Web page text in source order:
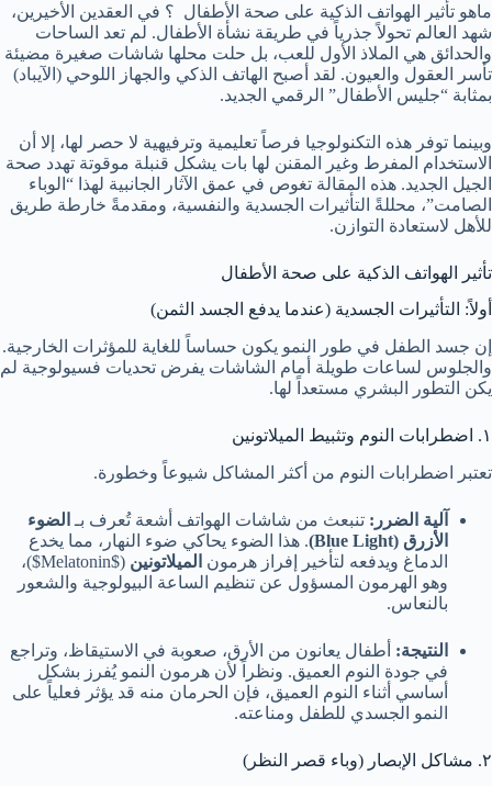
ماهو تأثير الهواتف الذكية على صحة الأطفال ؟ في العقدين الأخيرين،
شهد العالم تحولاً جذرياً في طريقة نشأة الأطفال. لم تعد الساحات
والحدائق هي الملاذ الأول للعب، بل حلت محلها شاشات صغيرة مضيئة
تأسر العقول والعيون. لقد أصبح الهاتف الذكي والجهاز اللوحي (الآيباد)
بمثابة “جليس الأطفال” الرقمي الجديد.
وبينما توفر هذه التكنولوجيا فرصاً تعليمية وترفيهية لا حصر لها، إلا أن
الاستخدام المفرط وغير المقنن لها بات يشكل قنبلة موقوتة تهدد صحة
الجيل الجديد. هذه المقالة تغوص في عمق الآثار الجانبية لهذا “الوباء
الصامت”، محللةً التأثيرات الجسدية والنفسية، ومقدمةً خارطة طريق
للأهل لاستعادة التوازن.
تأثير الهواتف الذكية على صحة الأطفال
أولاً: التأثيرات الجسدية (عندما يدفع الجسد الثمن)
إن جسد الطفل في طور النمو يكون حساساً للغاية للمؤثرات الخارجية.
والجلوس لساعات طويلة أمام الشاشات يفرض تحديات فسيولوجية لم
يكن التطور البشري مستعداً لها.
١. اضطرابات النوم وتثبيط الميلاتونين
تعتبر اضطرابات النوم من أكثر المشاكل شيوعاً وخطورة.
آلية الضرر: تنبعث من شاشات الهواتف أشعة تُعرف بـ الضوء
الأزرق (Blue Light)
. هذا الضوء يحاكي ضوء النهار، مما يخدع
الدماغ ويدفعه لتأخير إفراز هرمون الميلاتونين (
$Melatonin$
)،
وهو الهرمون المسؤول عن تنظيم الساعة البيولوجية والشعور
بالنعاس.
النتيجة: أطفال يعانون من الأرق، صعوبة في الاستيقاظ، وتراجع
في جودة النوم العميق. ونظراً لأن هرمون النمو يُفرز بشكل
أساسي أثناء النوم العميق، فإن الحرمان منه قد يؤثر فعلياً على
النمو الجسدي للطفل ومناعته.
٢. مشاكل الإبصار (وباء قصر النظر)